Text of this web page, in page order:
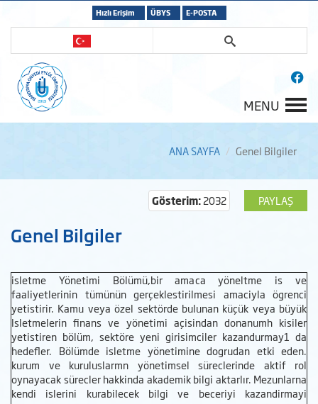
Hızlı Erişim ÜBYS E-POSTA
MENU
ANA SAYFA Genel Bilgiler
PAYLAŞ
Gösterim:2032
Genel Bilgiler
isletme Yönetimi Bölümü,bir amaca yöneltme is ve
faaliyetlerinin tümünün gerçeklestirilmesi amaciyla ögrenci
yetistirir. Kamu veya özel sektörde bulunan küçük veya büyük
Isletmelerin finans ve yönetimi açisindan donanumh kisiler
yetistiren bölüm, sektöre yeni girisimciler kazandurmay1 da
hedefler. Bölümde isletme yönetimine dogrudan etki eden.
kurum ve kuruluslarmn yönetimsel süreclerinde aktif rol
oynayacak sürecler hakkinda akademik bilgi aktarlır. Mezunlarna
kendi islerini kurabilecek bilgi ve beceriyi kazandirmayi